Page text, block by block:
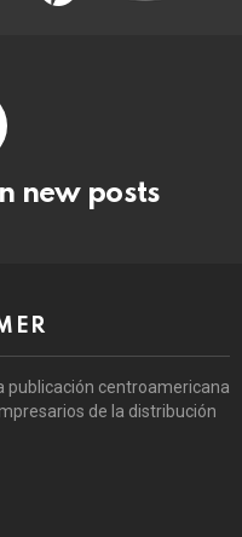
new posts
publicación centroamericana
de la distribución